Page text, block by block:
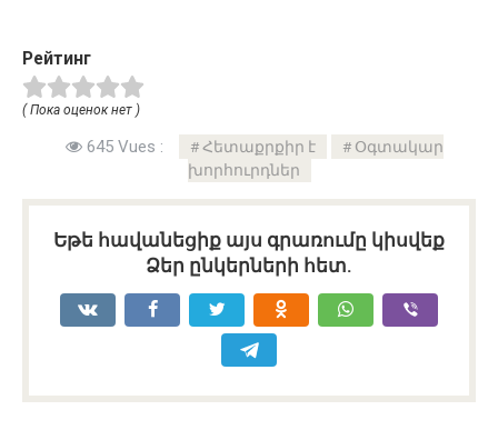
Рейтинг
( Пока оценок нет )
645 Vues : Հետաքրքիր է
Օգտակար
խորհուրդներ
Եթե հավանեցիք այս գրառումը կիսվեք
Ձեր ընկերների հետ.